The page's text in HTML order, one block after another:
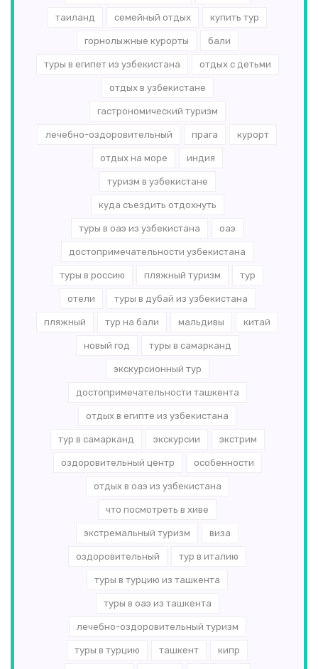
таиланд семейный отдых купить тур
горнолыжные курорты бали
туры в египет из узбекистана отдых с детьми
отдых в узбекистане
гастрономический туризм
лечебно-оздоровительный прага курорт
отдых на море индия
туризм в узбекистане
куда съездить отдохнуть
туры в оаэ из узбекистана оаэ
достопримечательности узбекистана
туры в россию пляжный туризм тур
отели туры в дубай из узбекистана
пляжный тур на бали мальдивы китай
новый год туры в самарканд
экскурсионный тур
достопримечательности ташкента
отдых в египте из узбекистана
тур в самарканд экскурсии экстрим
оздоровительный центр особенности
отдых в оаэ из узбекистана
что посмотреть в хиве
экстремальный туризм виза
оздоровительный тур в италию
туры в турцию из ташкента
туры в оаэ из ташкента
лечебно-оздоровительный туризм
туры в турцию ташкент кипр